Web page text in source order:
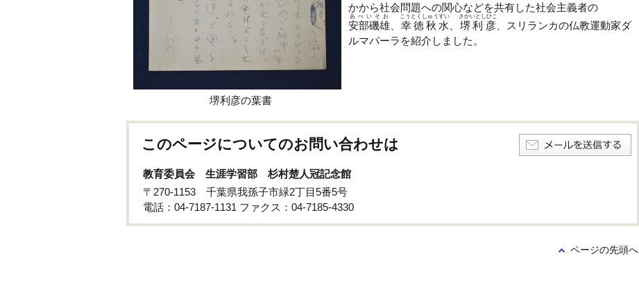
堺利彦の葉書
かから社会問題への関心などを共有した社会主義者の
安部磯雄
あべいそお
幸徳秋水
こうとくしゅうすい
堺利彦
さかいとしひこ
、スリランカの仏教運動家ダ
ルマパーラを紹介しました。
このページについてのお問い合わせは
教育委員会 生涯学習部 杉村楚人冠記念館
〒270-1153 千葉県我孫子市緑2丁目5番5号
電話：04-7187-1131 ファクス：04-7185-4330
ページの先頭へ